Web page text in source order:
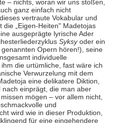
– nichts, woran wir uns stoßen,
ganz einfach nicht
vertraute Vokabular und
„Eigen-Heiten" Madetojas
ausgeprägte lyrische Ader
Syksyoder ein
Opern hören!), seine
individuelle
die urtümliche, fast wäre ich
Verwurzelung mit dem
eine delikatere Diktion,
einprägt, die man aber
mögen – vor allem nicht,
und
wird wie in dieser Produktion,
für eine eingehendere